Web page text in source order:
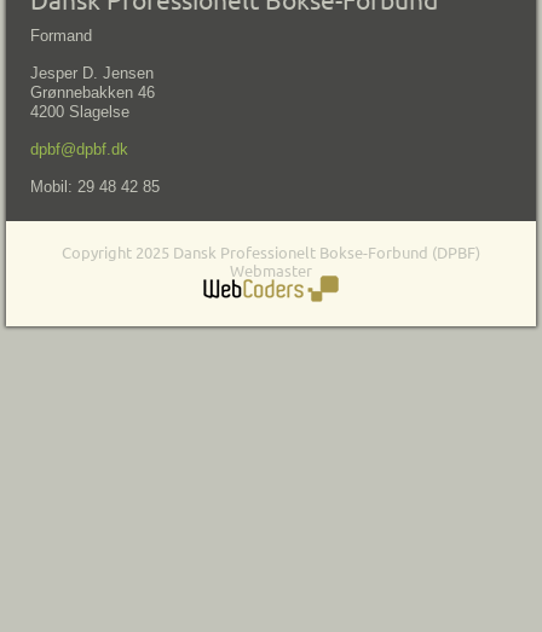
Formand
Jesper D. Jensen
Grønnebakken 46
4200 Slagelse
dpbf@dpbf.dk
Mobil: 29 48 42 85
Copyright 2025 Dansk Professionelt Bokse-Forbund (DPBF)
Webmaster